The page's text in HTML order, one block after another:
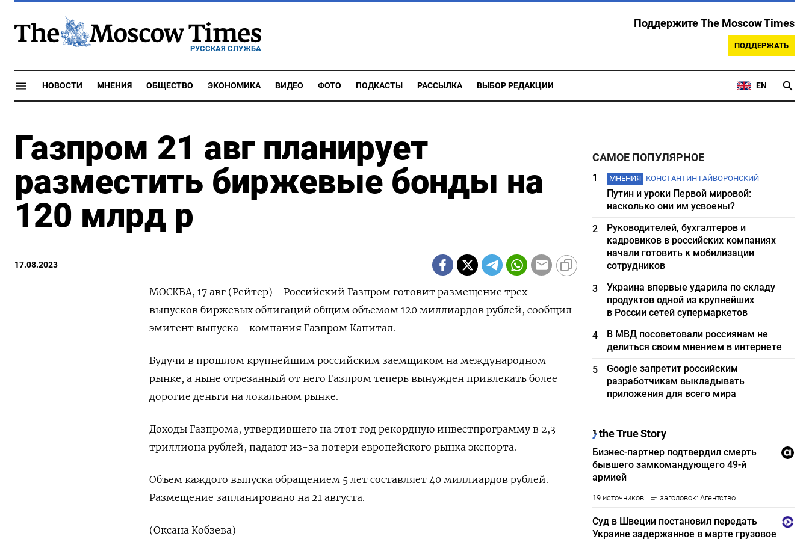
РУССКАЯ СЛУЖБА
Поддержите The Moscow Times
ПОДДЕРЖАТЬ
НОВОСТИ МНЕНИЯ ОБЩЕСТВО ЭКОНОМИКА ВИДЕО ФОТО ПОДКАСТЫ РАССЫЛКА ВЫБОР РЕДАКЦИИ EN
Газпром 21 авг планирует
разместить биржевые бонды на
120 млрд р
17.08.2023
МОСКВА, 17 авг (Рейтер) - Российский Газпром готовит размещение трех
выпусков биржевых облигаций общим объемом 120 миллиардов рублей, сообщил
эмитент выпуска - компания Газпром Капитал.
Будучи в прошлом крупнейшим российским заемщиком на международном
рынке, а ныне отрезанный от него Газпром теперь вынужден привлекать более
дорогие деньги на локальном рынке.
Доходы Газпрома, утвердившего на этот год рекордную инвестпрограмму в 2,3
триллиона рублей, падают из-за потери европейского рынка экспорта.
Объем каждого выпуска обращением 5 лет составляет 40 миллиардов рублей.
Размещение запланировано на 21 августа.
(Оксана Кобзева)
САМОЕ ПОПУЛЯРНОЕ
1 МНЕНИЯ КОНСТАНТИН ГАЙВОРОНСКИЙ
Путин и уроки Первой мировой:
насколько они им усвоены?
2
Руководителей, бухгалтеров и
кадровиков в российских компаниях
начали готовить к мобилизации
сотрудников
3
Украина впервые ударила по складу
продуктов одной из крупнейших
в России сетей супермаркетов
4
В МВД посоветовали россиянам не
делиться своим мнением в интернете
5
Google запретит российским
разработчикам выкладывать
приложения для всего мира